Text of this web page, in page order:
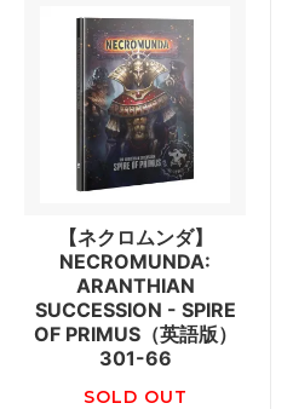
【ネクロムンダ】
NECROMUNDA:
ARANTHIAN
SUCCESSION - SPIRE
OF PRIMUS（英語版）
301-66
SOLD OUT